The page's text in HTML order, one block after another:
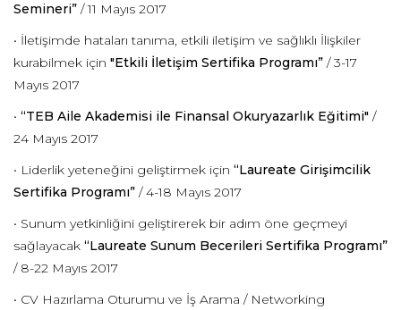
Semineri” / 11 Mayıs 2017
• İletişimde hataları tanıma, etkili iletişim ve sağlıklı İlişkiler
kurabilmek için "Etkili İletişim Sertifika Programı” / 3-17
Mayıs 2017
• “TEB Aile Akademisi ile Finansal Okuryazarlık Eğitimi" /
24 Mayıs 2017
• Liderlik yeteneğini geliştirmek için “Laureate Girişimcilik
Sertifika Programı” / 4-18 Mayıs 2017
• Sunum yetkinliğini geliştirerek bir adım öne geçmeyi
sağlayacak “Laureate Sunum Becerileri Sertifika Programı”
/ 8-22 Mayıs 2017
• CV Hazırlama Oturumu ve İş Arama / Networking